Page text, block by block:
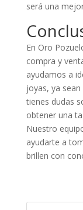
será una
En Oro
compra y
ayudamos a
joyas, ya
tienes dudas
obtener una
Nuestro
ayudarte a
brillen con